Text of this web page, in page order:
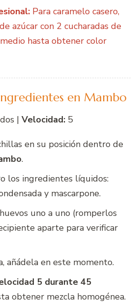
Para caramelo casero,
azúcar con 2 cucharadas de
hasta obtener color
en Mambo
| Velocidad: 5
en su posición dentro de
.
los ingredientes líquidos:
y mascarpone.
uno a uno (romperlos
aparte para verificar
añádela en este momento.
5 durante 45
obtener mezcla homogénea.